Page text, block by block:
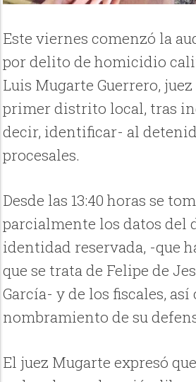
Este viernes comenzó la
por delito de homicidio
Luis Mugarte Guerrero,
primer distrito local, tras
decir, identificar- al
procesales.
Desde las 13:40 horas se
parcialmente los datos del
identidad reservada, -que
que se trata de Felipe de
García- y de los fiscales, así
nombramiento de su
El juez Mugarte expresó